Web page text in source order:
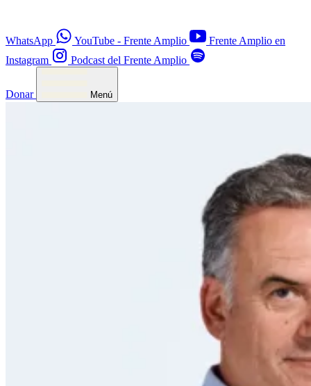
WhatsApp YouTube - Frente Amplio
Frente Amplio en
Instagram
Podcast del Frente Amplio
Donar Menú